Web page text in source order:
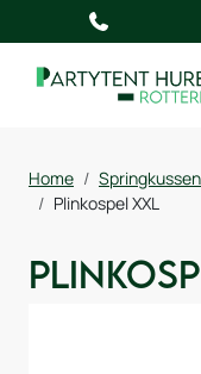
Home
Plinkospel XXL